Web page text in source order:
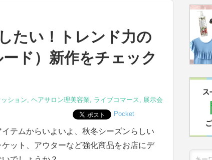
たい！トレンド力の
ド）新作をチェック
ション, ヘアサロン理美容業, ライブコマース, 展示会
Pocket
テムからいよいよ、秋冬シーズンらしい
ット、アウターなど強化商品をお店にデ